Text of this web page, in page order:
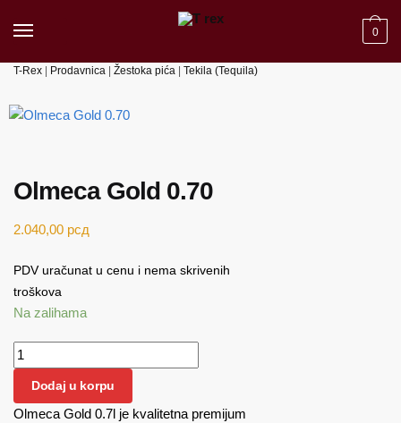
0
T-Rex Prodavnica Žestoka pića Tekila (Tequila)
Olmeca Gold 0.70
2.040,00 рсд
PDV uračunat u cenu i nema skrivenih
troškova
Na zalihama
Olmeca Gold 0.70 količina
Dodaj u korpu
Olmeca Gold 0.7l je kvalitetna premijum